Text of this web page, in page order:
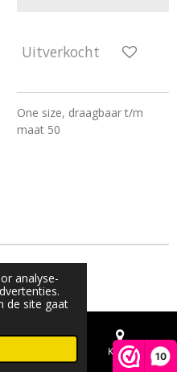
analyse-
de site gaat
10
Uitverkocht
One size, draagbaar t/m
maat 50
Kaart